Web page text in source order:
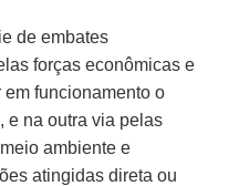
de embates
forças econômicas e
funcionamento o
e na outra via pelas
ambiente e
atingidas direta ou